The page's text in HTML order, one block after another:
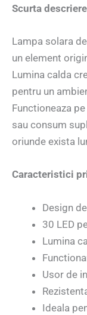
Scurta
Lampa solara
un element
Lumina calda
pentru un
Functioneaza
sau consum
oriunde exista
Caracteristici
Design
30 LED
Lumina
Usor de
Ideala